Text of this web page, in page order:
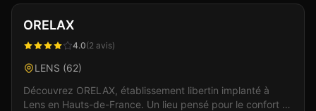
ORELAX
4.0(2 avis)
LENS (62)
Découvrez ORELAX, établissement libertin implanté à
Lens en Hauts-de-France. Un lieu pensé pour le confort et